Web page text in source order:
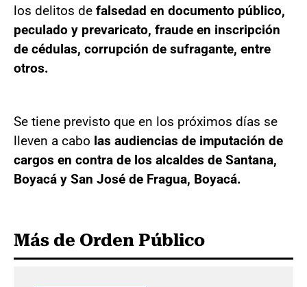
los delitos de falsedad en documento público,
peculado y prevaricato, fraude en inscripción
de cédulas, corrupción de sufragante, entre
otros.
Se tiene previsto que en los próximos días se
lleven a cabo las audiencias de imputación de
cargos en contra de los alcaldes de Santana,
Boyacá y San José de Fragua, Boyacá.
Más de Orden Público